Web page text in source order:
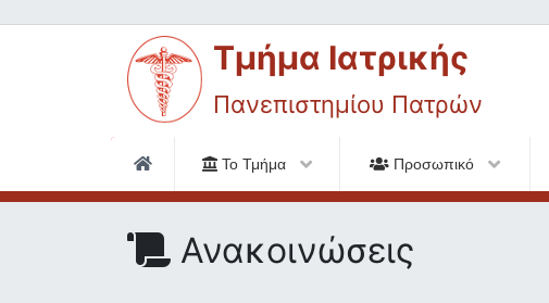
Τμήμα Ιατρικής
Πανεπιστημίου Πατρών
Το Τμήμα Προσωπικό
Ανακοινώσεις